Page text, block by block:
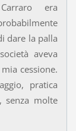
era
dare la palla
aveva
cessione.
pratica
senza molte